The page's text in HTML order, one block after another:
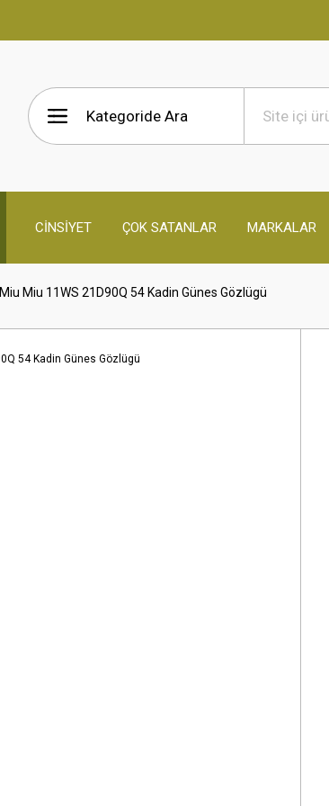
CİNSİYET ÇOK SATANLAR MARKALAR
Miu Miu 11WS 21D90Q 54 Kadin Günes Gözlügü